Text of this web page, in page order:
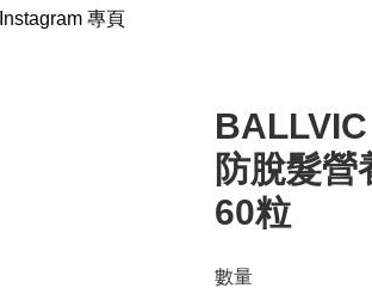
Instagram 專頁
防脫髮
60粒
數量